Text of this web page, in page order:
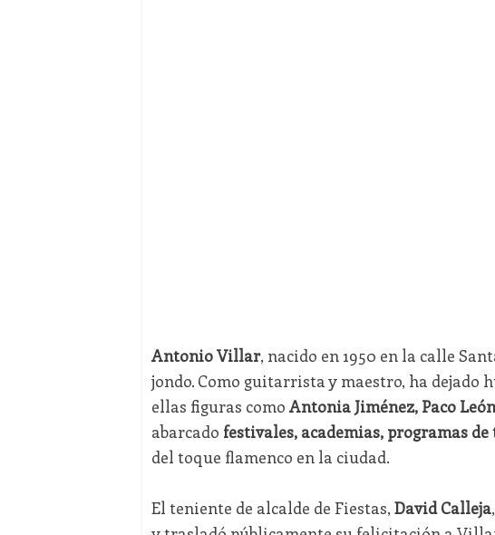
Antonio Villar, nacido en 1950 en la calle
jondo. Como guitarrista y maestro, ha dejado
ellas figuras como Antonia Jiménez, Paco
abarcado festivales, academias, programas
del toque flamenco en la ciudad.
El teniente de alcalde de Fiestas, David Calleja